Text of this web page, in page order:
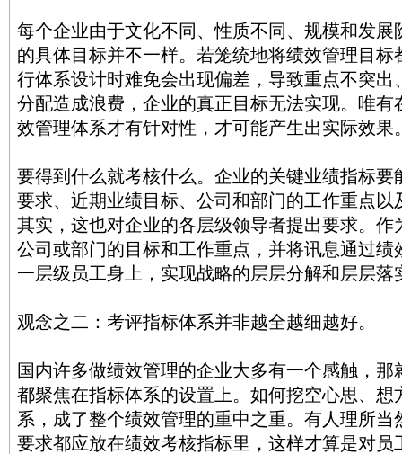
每个企业由于文化不同、性质不同、规模和发展
的具体目标并不一样。若笼统地将绩效管理目标
行体系设计时难免会出现偏差，导致重点不突出
分配造成浪费，企业的真正目标无法实现。唯有
效管理体系才有针对性，才可能产生出实际效果
要得到什么就考核什么。企业的关键业绩指标要
要求、近期业绩目标、公司和部门的工作重点以
其实，这也对企业的各层级领导者提出要求。作
公司或部门的目标和工作重点，并将讯息通过绩
一层级员工身上，实现战略的层层分解和层层落
观念之二：考评指标体系并非越全越细越好。
国内许多做绩效管理的企业大多有一个感触，
都聚焦在指标体系的设置上。如何挖空心思、想
系，成了整个绩效管理的重中之重。有人理所
要求都应放在绩效考核指标里，这样才算是对员